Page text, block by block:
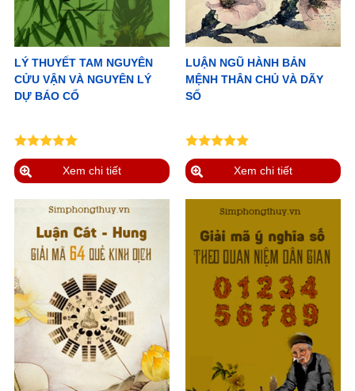
LÝ THUYẾT TAM NGUYÊN
CỬU VẬN VÀ NGUYÊN LÝ
DỰ BÁO CỔ
Xem chi tiết
LUẬN NGŨ HÀNH BẢN
MỆNH THÂN CHỦ VÀ DÃY
SỐ
Xem chi tiết